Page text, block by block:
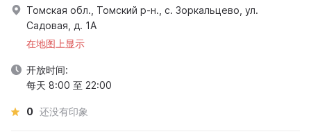
Томская обл., Томский р-н., с. Зоркальцево, ул.
Садовая, д. 1А
在地图上显示
开放时间:
每天 8:00 至 22:00
0 还没有印象